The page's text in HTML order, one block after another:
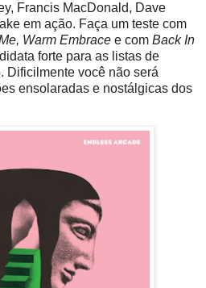
Francis MacDonald, Dave
em ação. Faça um teste com
Warm Embrace e com Back In
forte para as listas de
Dificilmente você não será
ensolaradas e nostálgicas dos